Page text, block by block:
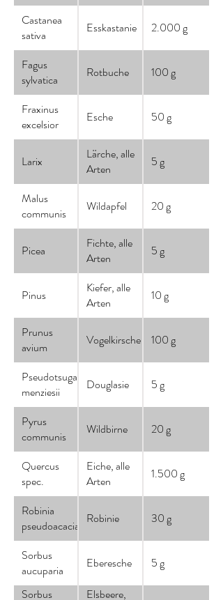
Castanea
sativa
Esskastanie 2.000 g
Fagus
sylvatica
Rotbuche 100 g
Fraxinus
excelsior
Esche 50 g
Larix
Lärche, alle
Arten
5 g
Malus
communis
Wildapfel 20 g
Picea
Fichte, alle
Arten
5 g
Pinus
Kiefer, alle
Arten
10 g
Prunus
avium
Vogelkirsche 100 g
Pseudotsuga
menziesii
Douglasie 5 g
Pyrus
communis
Wildbirne 20 g
Quercus
spec.
Eiche, alle
Arten
1.500 g
Robinia
pseudoacacia
Robinie 30 g
Sorbus
aucuparia
Eberesche
5 g
Sorbus
Elsbeere,